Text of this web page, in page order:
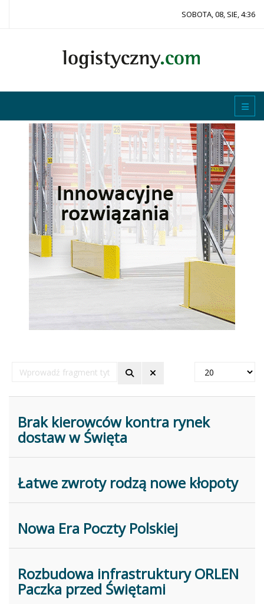
SOBOTA, 08, SIE, 4:36
Wprowadź
fragment
Pokaż
Brak kierowców kontra rynek
dostaw w Święta
Łatwe zwroty rodzą nowe kłopoty
Nowa Era Poczty Polskiej
Rozbudowa infrastruktury ORLEN
Paczka przed Świętami